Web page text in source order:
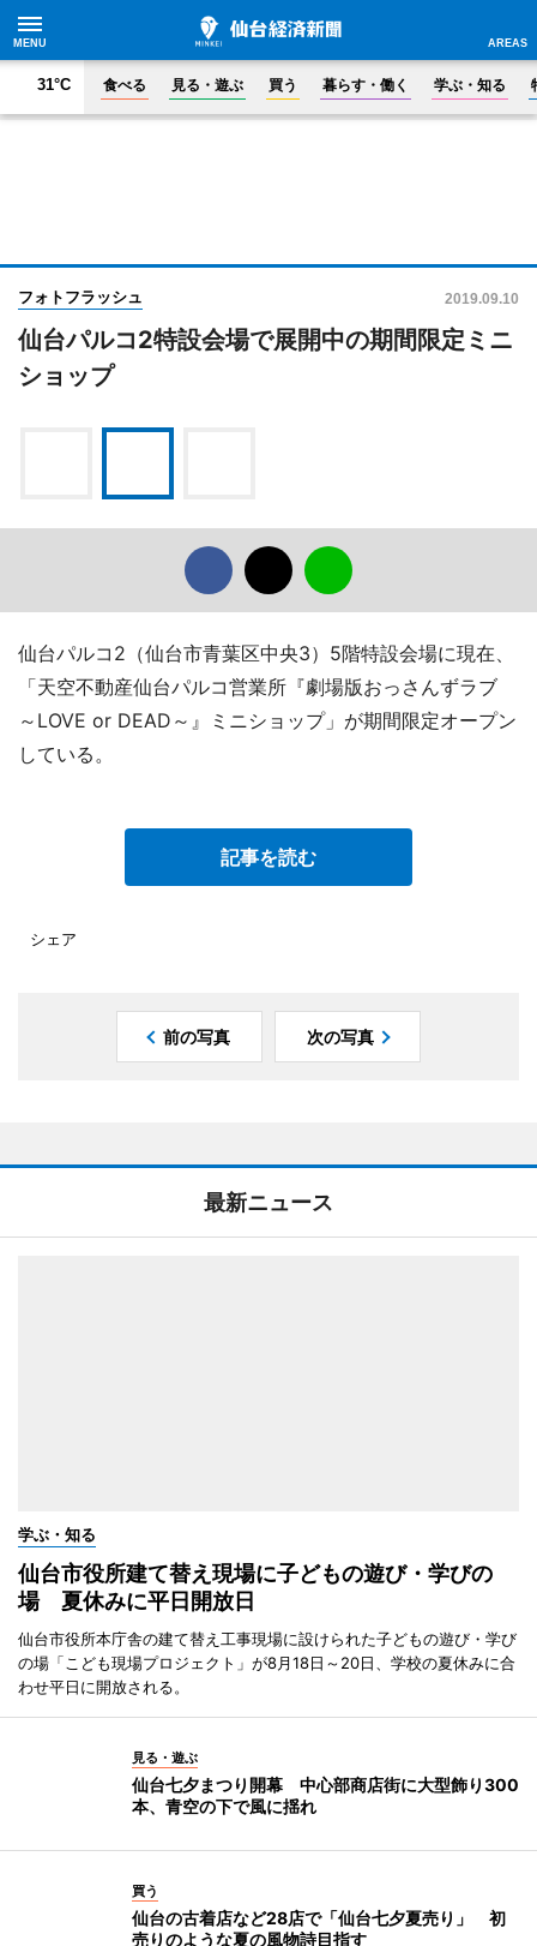
31°C 食べる 見る・遊ぶ 買う 暮らす・働く 学ぶ・知る
フォトフラッシュ 2019.09.10
仙台パルコ2特設会場で展開中の期間限定ミニ
ショップ
仙台パルコ2（仙台市青葉区中央3）5階特設会場に現在、
「天空不動産仙台パルコ営業所『劇場版おっさんずラブ
～LOVE or DEAD～』ミニショップ」が期間限定オープン
している。
記事を読む
シェア
前の写真 次の写真
最新ニュース
学ぶ・知る
仙台市役所建て替え現場に子どもの遊び・学びの
場 夏休みに平日開放日
仙台市役所本庁舎の建て替え工事現場に設けられた子どもの遊び・学び
の場「こども現場プロジェクト」が8月18日～20日、学校の夏休みに合
わせ平日に開放される。
見る・遊ぶ
仙台七夕まつり開幕 中心部商店街に大型飾り300
本、青空の下で風に揺れ
買う
仙台の古着店など28店で「仙台七夕夏売り」 初
売りのような夏の風物詩目指す